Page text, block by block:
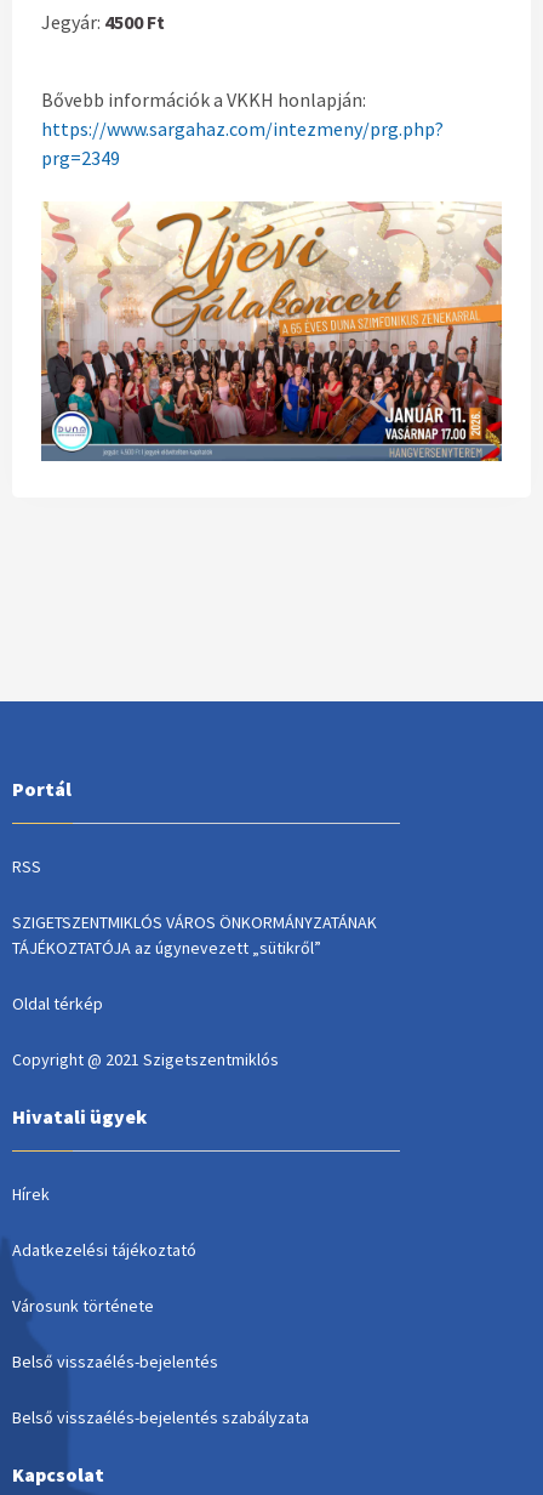
Jegyár: 4500 Ft
Bővebb információk a VKKH honlapján:
https://www.sargahaz.com/intezmeny/prg.php?
prg=2349
Portál
RSS
SZIGETSZENTMIKLÓS VÁROS ÖNKORMÁNYZATÁNAK
TÁJÉKOZTATÓJA az úgynevezett „sütikről”
Oldal térkép
Copyright @ 2021 Szigetszentmiklós
Hivatali ügyek
Hírek
Adatkezelési tájékoztató
Városunk története
Belső visszaélés-bejelentés
Belső visszaélés-bejelentés szabályzata
Kapcsolat